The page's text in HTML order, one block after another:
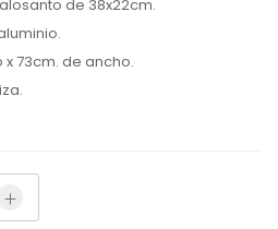
de 38x22cm.
x 73cm. de ancho.